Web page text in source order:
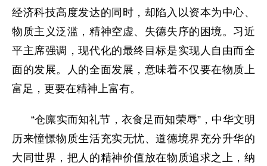
经济科技高度发达的同时，却陷入以资本为中心、
物质主义泛滥，精神空虚、失德失序的困境。习近
平主席强调，现代化的最终目标是实现人自由而全
面的发展。人的全面发展，意味着不仅要在物质上
富足，更要在精神上富有。
“仓廪实而知礼节，衣食足而知荣辱”，中华文明
历来憧憬物质生活充实无忧、道德境界充分升华的
大同世界，把人的精神价值放在物质追求之上，纳